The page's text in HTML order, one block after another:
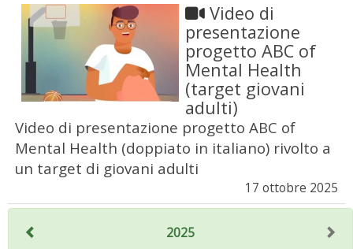
Video di
presentazione
progetto ABC of
Mental Health
(target giovani
adulti)
Video di presentazione progetto ABC of
Mental Health (doppiato in italiano) rivolto a
un target di giovani adulti
17 ottobre 2025
2025